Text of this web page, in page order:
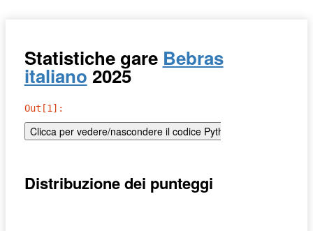
Statistiche gare Bebras
italiano 2025
Out[1]:
Distribuzione dei punteggi